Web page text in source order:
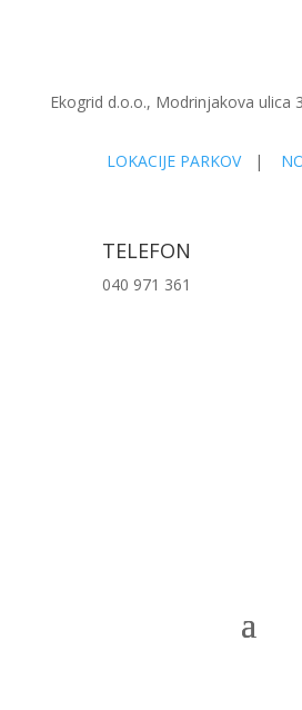
Ekogrid d.o.o., Modrinjakova ulica
LOKACIJE PARKOV|
TELEFON
040 971 361